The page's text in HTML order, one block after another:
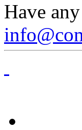
Have